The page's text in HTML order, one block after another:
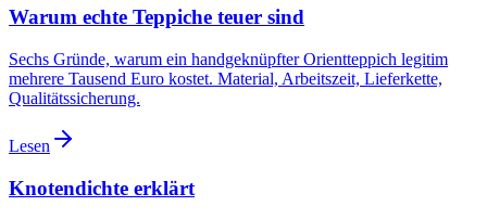
Warum echte Teppiche teuer sind
Sechs Gründe, warum ein handgeknüpfter Orientteppich legitim
mehrere Tausend Euro kostet. Material, Arbeitszeit, Lieferkette,
Qualitätssicherung.
Lesen
Knotendichte erklärt